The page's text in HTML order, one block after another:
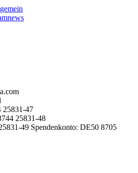
25831-47
25831-48
49 Spendenkonto: DE50 8705